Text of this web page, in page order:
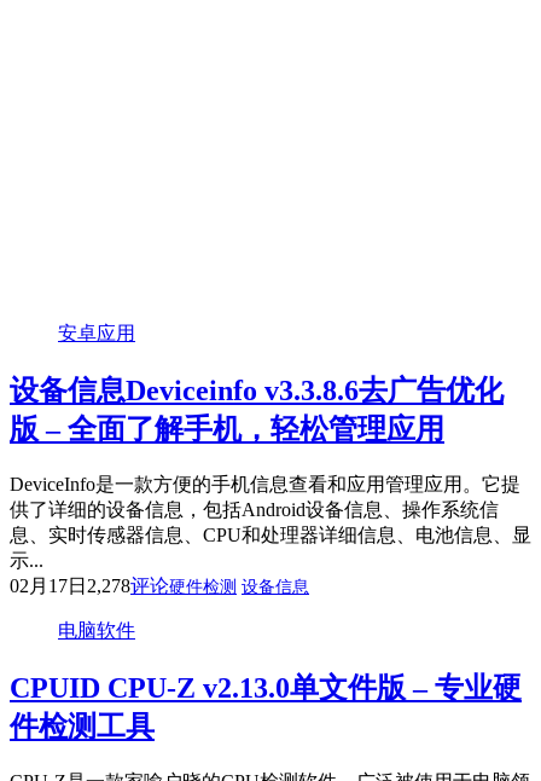
安卓应用
设备信息Deviceinfo v3.3.8.6去广告优化
版 – 全面了解手机，轻松管理应用
DeviceInfo是一款方便的手机信息查看和应用管理应用。它提
供了详细的设备信息，包括Android设备信息、操作系统信
息、实时传感器信息、CPU和处理器详细信息、电池信息、显
示...
02月17日 2,278评论硬件检测 设备信息
电脑软件
CPUID CPU-Z v2.13.0单文件版 – 专业硬
件检测工具